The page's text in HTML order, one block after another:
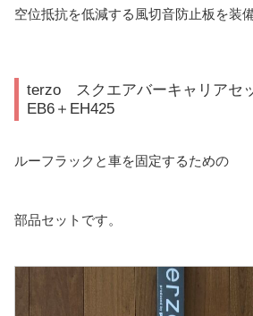
空位抵抗を低減する風切音防止板を装
terzo スクエアバーキャリアセ
EB6＋EH425
ルーフラックと車を固定するための
部品セットです。